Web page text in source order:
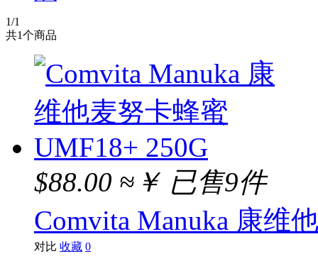
1/1
共1个商品
$88.00 ≈￥ 已售9件
Comvita Manuka 康维
对比 收藏 0